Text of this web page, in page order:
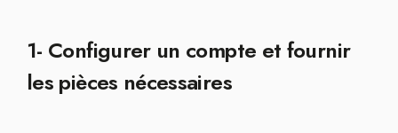
1- Configurer un compte et fournir
les pièces nécessaires